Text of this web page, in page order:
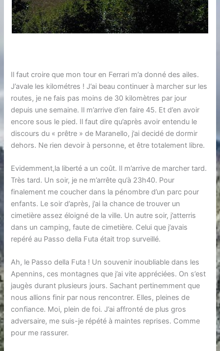
Il faut croire que mon tour en Ferrari m’a donné des ailes.
J’avale les kilométres ! J’ai beau continuer à marcher sur les
routes, je ne fais pas moins de 30 kilomètres par jour
depuis une semaine. Il m’arrive d’en faire 45. Et d’en avoir
encore sous le pied. Il faut dire qu’après avoir entendu le
discours du « prêtre » de Maranello, j’ai decidé de dormir
dehors. Ne rien devoir à personne, et être totalement libre.
Evidemment,la liberté a un coût. Il m’arrive de marcher tard.
Très tard. Un soir, je ne m’arrête qu’à 23h40. Pour
finalement me coucher dans la pénombre d’un parc pour
enfants. Le soir d’après, j’ai la chance de trouver un
cimetière assez éloigné de la ville. Un autre soir, j’atterris
dans un camping, faute de cimetière. Celui que j’avais
repéré au Passo della Futa était trop surveillé.
Ah, le Passo della Futa ! Un souvenir inoubliable dans les
Apennins, ces montagnes que j’ai vite appréciées. On s’est
jaugès durant plusieurs jours. Sachant pertinemment que
nous allions finir par nous rencontrer. Elles, pleines de
confiance. Moi, plein de foi. J’ai affronté de plus gros
adversaire, me suis-je répété à maintes reprises. Comme
pour me rassurer.